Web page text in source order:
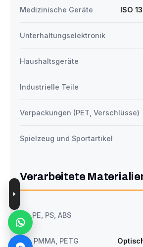
Medizinische Geräte ISO
Unterhaltungselektronik
Haushaltsgeräte
Industrielle Teile
Verpackungen (PET, Verschlüsse)
Spielzeug und Sportartikel
Verarbeitete
PP, PE, PS, ABS
PC, PMMA, PETG